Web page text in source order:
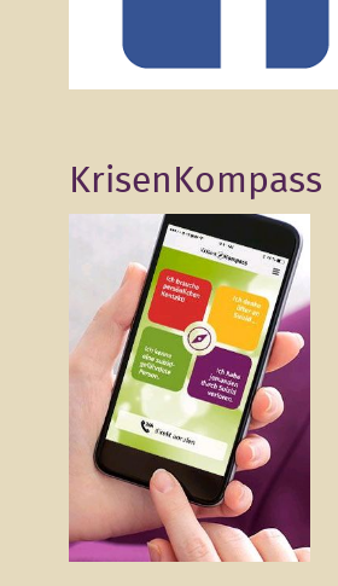
KrisenKompass